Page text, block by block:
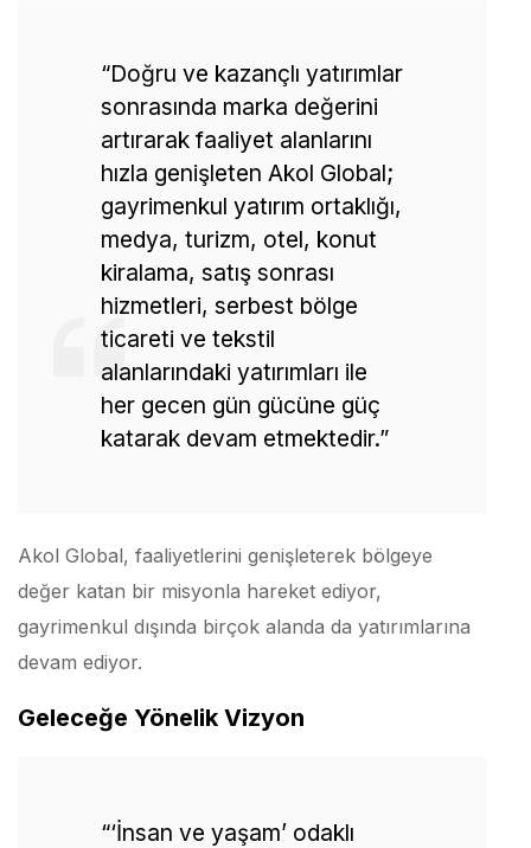
“Doğru ve kazançlı yatırımlar
sonrasında marka değerini
artırarak faaliyet alanlarını
hızla genişleten Akol Global;
gayrimenkul yatırım ortaklığı,
medya, turizm, otel, konut
kiralama, satış sonrası
hizmetleri, serbest bölge
ticareti ve tekstil
alanlarındaki yatırımları ile
her gecen gün gücüne güç
katarak devam etmektedir.”
Akol Global, faaliyetlerini genişleterek bölgeye
değer katan bir misyonla hareket ediyor,
gayrimenkul dışında birçok alanda da yatırımlarına
devam ediyor.
Geleceğe Yönelik Vizyon
“‘İnsan ve yaşam’ odaklı